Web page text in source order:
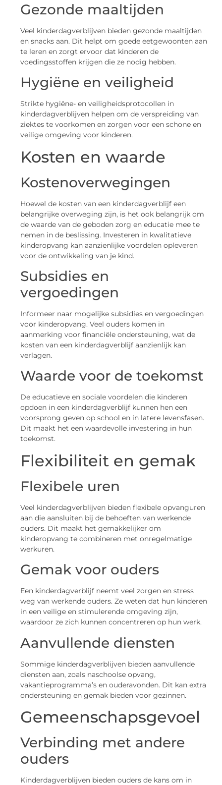
Gezonde maaltijden
Veel kinderdagverblijven bieden gezonde maaltijden
en snacks aan. Dit helpt om goede eetgewoonten aan
te leren en zorgt ervoor dat kinderen de
voedingsstoffen krijgen die ze nodig hebben.
Hygiëne en veiligheid
Strikte hygiëne- en veiligheidsprotocollen in
kinderdagverblijven helpen om de verspreiding van
ziektes te voorkomen en zorgen voor een schone en
veilige omgeving voor kinderen.
Kosten en waarde
Kostenoverwegingen
Hoewel de kosten van een kinderdagverblijf een
belangrijke overweging zijn, is het ook belangrijk om
de waarde van de geboden zorg en educatie mee te
nemen in de beslissing. Investeren in kwalitatieve
kinderopvang kan aanzienlijke voordelen opleveren
voor de ontwikkeling van je kind.
Subsidies en
vergoedingen
Informeer naar mogelijke subsidies en vergoedingen
voor kinderopvang. Veel ouders komen in
aanmerking voor financiële ondersteuning, wat de
kosten van een kinderdagverblijf aanzienlijk kan
verlagen.
Waarde voor de toekomst
De educatieve en sociale voordelen die kinderen
opdoen in een kinderdagverblijf kunnen hen een
voorsprong geven op school en in latere levensfasen.
Dit maakt het een waardevolle investering in hun
toekomst.
Flexibiliteit en gemak
Flexibele uren
Veel kinderdagverblijven bieden flexibele opvanguren
aan die aansluiten bij de behoeften van werkende
ouders. Dit maakt het gemakkelijker om
kinderopvang te combineren met onregelmatige
werkuren.
Gemak voor ouders
Een kinderdagverblijf neemt veel zorgen en stress
weg van werkende ouders. Ze weten dat hun kinderen
in een veilige en stimulerende omgeving zijn,
waardoor ze zich kunnen concentreren op hun werk.
Aanvullende diensten
Sommige kinderdagverblijven bieden aanvullende
diensten aan, zoals naschoolse opvang,
vakantieprogramma’s en ouderavonden. Dit kan extra
ondersteuning en gemak bieden voor gezinnen.
Gemeenschapsgevoel
Verbinding met andere
ouders
Kinderdagverblijven bieden ouders de kans om in